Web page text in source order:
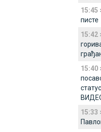
15:45
писте
15:42
15:40
15:33